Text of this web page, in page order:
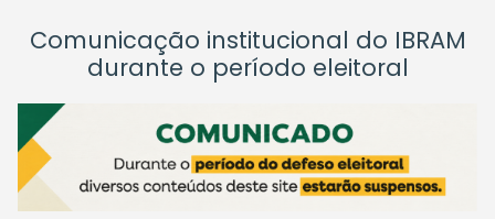
Comunicação institucional do IBRAM
durante o período eleitoral